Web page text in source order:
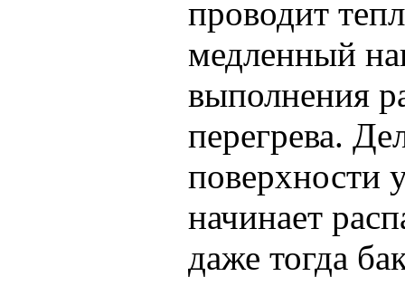
проводит
медленный
выполнения
перегрева.
поверхности
начинает
даже тогда